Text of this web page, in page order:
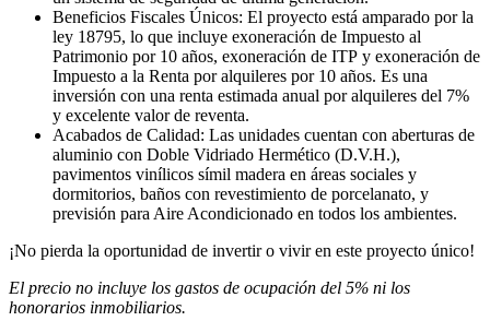
Beneficios Fiscales Únicos: El proyecto está amparado por la
ley 18795, lo que incluye exoneración de Impuesto al
Patrimonio por 10 años, exoneración de ITP y exoneración de
Impuesto a la Renta por alquileres por 10 años. Es una
inversión con una renta estimada anual por alquileres del 7%
y excelente valor de reventa.
Acabados de Calidad: Las unidades cuentan con aberturas de
aluminio con Doble Vidriado Hermético (D.V.H.),
pavimentos vinílicos símil madera en áreas sociales y
dormitorios, baños con revestimiento de porcelanato, y
previsión para Aire Acondicionado en todos los ambientes.
¡No pierda la oportunidad de invertir o vivir en este proyecto único!
El precio no incluye los gastos de ocupación del 5% ni los
honorarios inmobiliarios.